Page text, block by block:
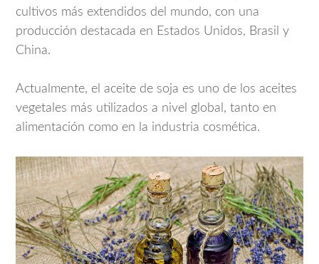
cultivos más extendidos del mundo, con una
producción destacada en Estados Unidos, Brasil y
China.
Actualmente, el aceite de soja es uno de los aceites
vegetales más utilizados a nivel global, tanto en
alimentación como en la industria cosmética.